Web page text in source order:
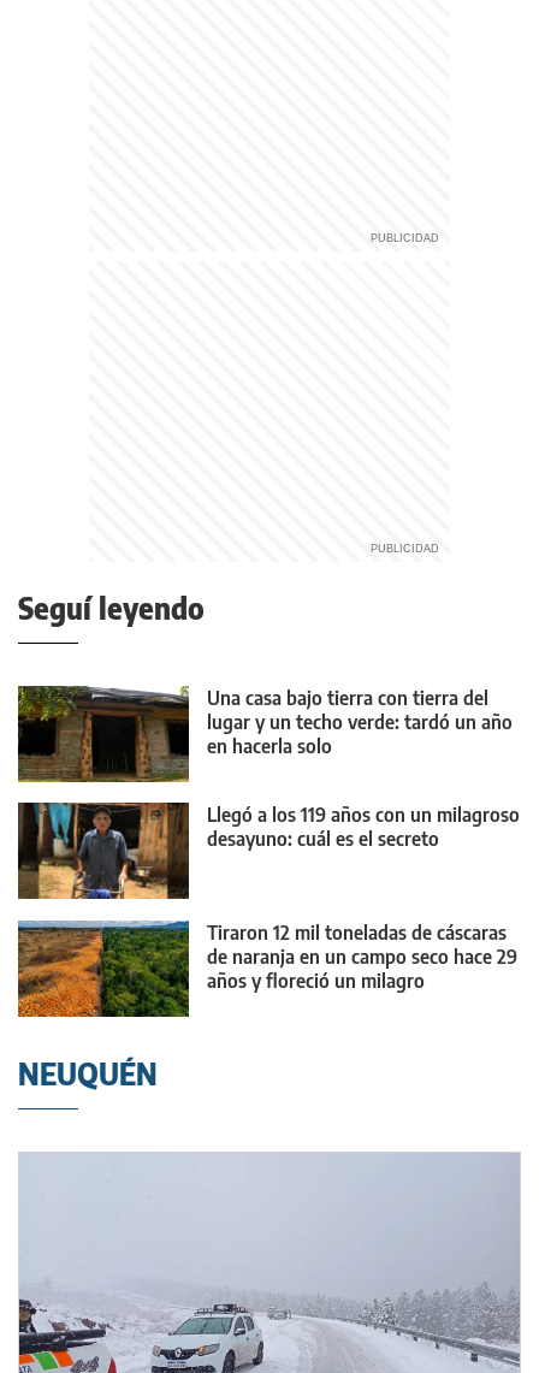
Seguí leyendo
Una casa bajo tierra con tierra del
lugar y un techo verde: tardó un año
en hacerla solo
Llegó a los 119 años con un milagroso
desayuno: cuál es el secreto
Tiraron 12 mil toneladas de cáscaras
de naranja en un campo seco hace 29
años y floreció un milagro
NEUQUÉN